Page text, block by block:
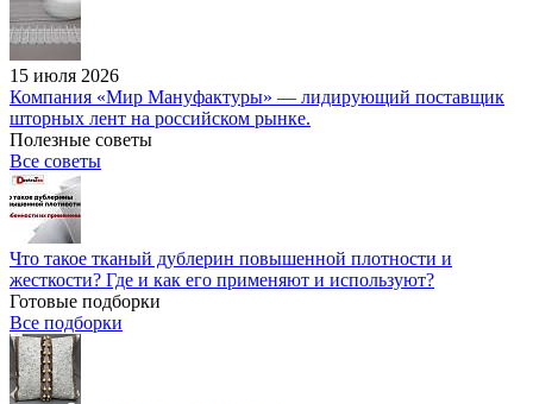
15 июля 2026
Компания «Мир Мануфактуры» — лидирующий поставщик
шторных лент на российском рынке.
Полезные советы
Все советы
Что такое тканый дублерин повышенной плотности и
жесткости? Где и как его применяют и используют?
Готовые подборки
Все подборки